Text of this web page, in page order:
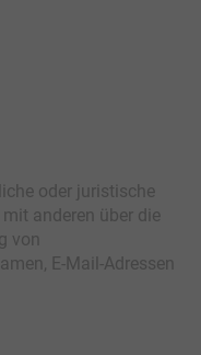
oder juristische
anderen über die
von
E-Mail-Adressen